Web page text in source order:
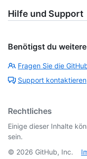
Hilfe und Support
Benötigst du
Fragen Sie die
Support kontaktieren
Rechtliches
Einige dieser Inhalte
sein.
© 2026 GitHub, Inc.